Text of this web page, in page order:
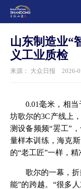
山东制造业“
义工业质检
来源： 大众日报 2026-
0.01毫米，相
坊歌尔的3C产线上
测设备频频“罢工”
量样本训练，海克
的“老工匠”一样，
歌尔的一幕，
能”的跨越。“很多